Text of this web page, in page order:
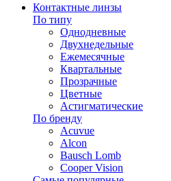
Контактные линзы
По типу
Однодневные
Двухнедельные
Ежемесячные
Квартальные
Прозрачные
Цветные
Астигматические
По бренду
Acuvue
Alcon
Bausch Lomb
Cooper Vision